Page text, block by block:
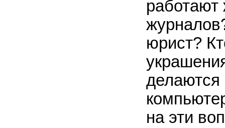
юрист?
на эти